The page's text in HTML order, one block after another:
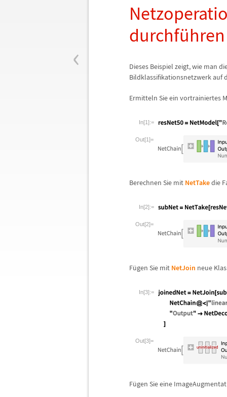
‹
durchführen
Dieses Beispiel zeigt, wie man
Bildklassifikationsnetzwerk auf
Ermitteln Sie ein vortrainiertes
In[1]:=
Out[1]=
Berechnen Sie mit NetTakedie
In[2]:=
Out[2]=
Fügen Sie mit NetJoin neue
In[3]:=
Out[3]=
Fügen Sie eine